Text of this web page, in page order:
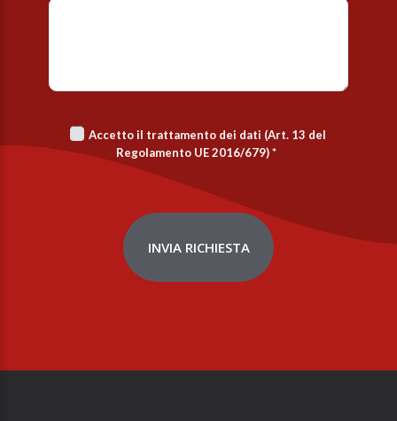
Accetto il trattamento dei dati (Art. 13 del
Regolamento UE 2016/679)*
INVIA RICHIESTA